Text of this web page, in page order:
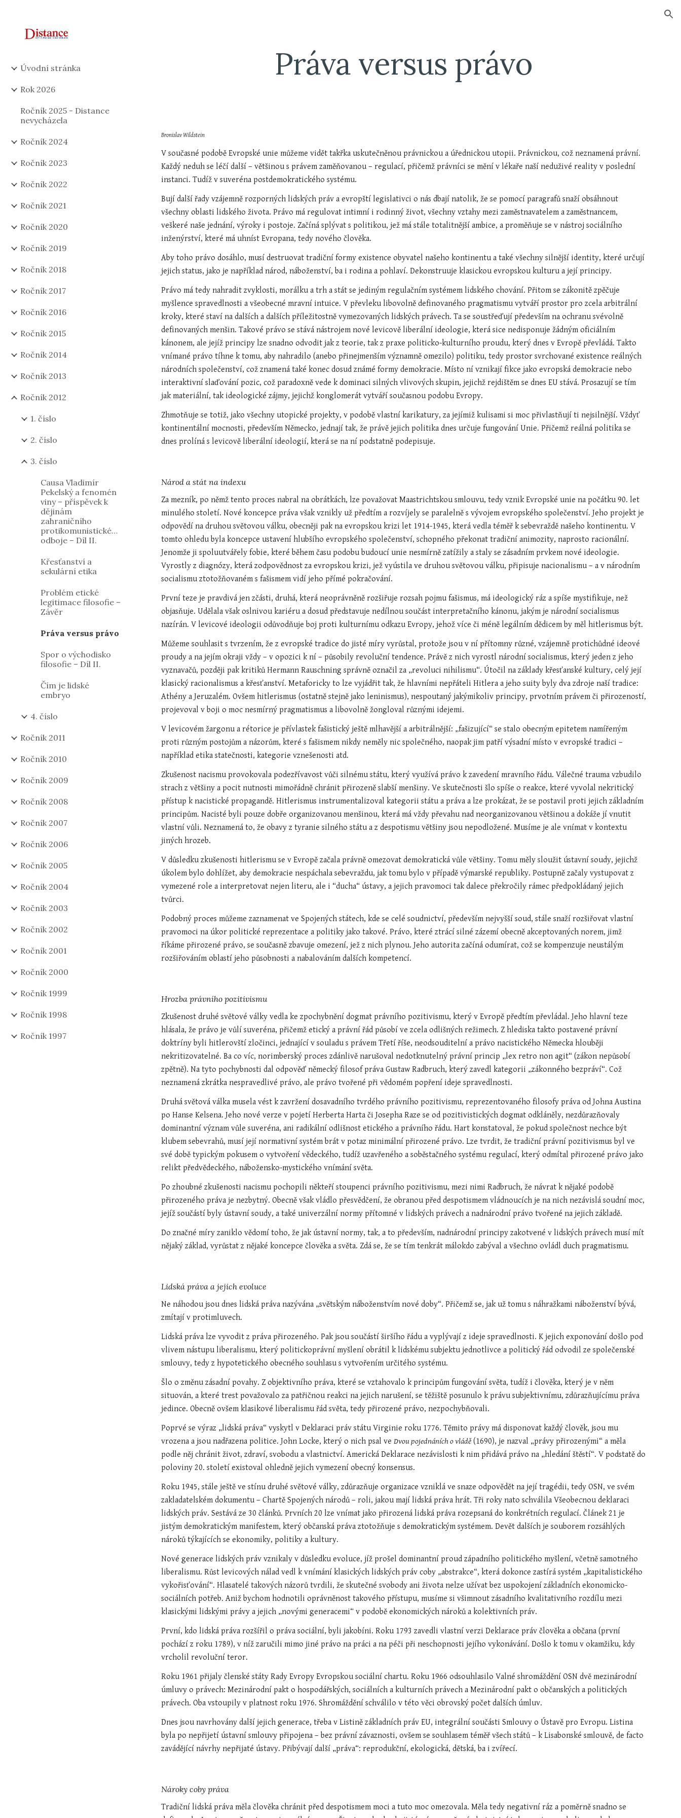
Úvodní stránka
Rok 2026
Ročník 2025 - Distance
nevycházela
Ročník 2024
Ročník 2023
Ročník 2022
Ročník 2021
Ročník 2020
Ročník 2019
Ročník 2018
Ročník 2017
Ročník 2016
Ročník 2015
Ročník 2014
Ročník 2013
Ročník 2012
1. číslo
2. číslo
3. číslo
Causa Vladimír
Pekelský a fenomén
viny – příspěvek k
dějinám
zahraničního
protikomunistického
odboje – Díl II.
Křesťanství a
sekulární etika
Problém etické
legitimace filosofie –
Závěr
Práva versus právo
Spor o východisko
filosofie – Díl II.
Čím je lidské
embryo
4. číslo
Ročník 2011
Ročník 2010
Ročník 2009
Ročník 2008
Ročník 2007
Ročník 2006
Ročník 2005
Ročník 2004
Ročník 2003
Ročník 2002
Ročník 2001
Ročník 2000
Ročník 1999
Ročník 1998
Ročník 1997
Práva versus právo
Bronislav Wildstein
V současné podobě Evropské unie můžeme vidět takřka uskutečněnou právnickou a úřednickou utopii. Právnickou, což neznamená právní.
Každý neduh se léčí další – většinou s právem zaměňovanou – regulací, přičemž právníci se mění v lékaře naší neduživé reality v poslední
instanci. Tudíž v suveréna postdemokratického systému.
Bují další řady vzájemně rozporných lidských práv a evropští legislativci o nás dbají natolik, že se pomocí paragrafů snaží obsáhnout
všechny oblasti lidského života. Právo má regulovat intimní i rodinný život, všechny vztahy mezi zaměstnavatelem a zaměstnancem,
veškeré naše jednání, výroky i postoje. Začíná splývat s politikou, jež má stále totalitnější ambice, a proměňuje se v nástroj sociálního
inženýrství, které má uhníst Evropana, tedy nového člověka.
Aby toho právo dosáhlo, musí destruovat tradiční formy existence obyvatel našeho kontinentu a také všechny silnější identity, které určují
jejich status, jako je například národ, náboženství, ba i rodina a pohlaví. Dekonstruuje klasickou evropskou kulturu a její principy.
Právo má tedy nahradit zvyklosti, morálku a trh a stát se jediným regulačním systémem lidského chování. Přitom se zákonitě zpěčuje
myšlence spravedlnosti a všeobecné mravní intuice. V převleku libovolně definovaného pragmatismu vytváří prostor pro zcela arbitrální
kroky, které staví na dalších a dalších příležitostně vymezovaných lidských právech. Ta se soustřeďují především na ochranu svévolně
definovaných menšin. Takové právo se stává nástrojem nové levicově liberální ideologie, která sice nedisponuje žádným oficiálním
kánonem, ale jejíž principy lze snadno odvodit jak z teorie, tak z praxe politicko-kulturního proudu, který dnes v Evropě převládá. Takto
vnímané právo tíhne k tomu, aby nahradilo (anebo přinejmenším významně omezilo) politiku, tedy prostor svrchované existence reálných
národních společenství, což znamená také konec dosud známé formy demokracie. Místo ní vznikají fikce jako evropská demokracie nebo
interaktivní slaďování pozic, což paradoxně vede k dominaci silných vlivových skupin, jejichž rejdištěm se dnes EU stává. Prosazují se tím
jak materiální, tak ideo­logické zájmy, jejichž konglomerát vytváří současnou podobu Evropy.
Zhmotňuje se totiž, jako všechny utopické projekty, v podobě vlastní karikatury, za jejímiž kulisami si moc přivlastňují ti nejsilnější. Vždyť
kontinentální mocnosti, především Německo, jednají tak, že právě jejich politika dnes určuje fungování Unie. Přičemž reál­ná politika se
dnes prolíná s levicově liberální ideo­logií, která se na ní podstatně podepisuje.
Národ a stát na indexu
Za mezník, po němž tento proces nabral na obrátkách, lze považovat Maastrichtskou smlouvu, tedy vznik Evropské unie na počátku 90. let
minulého století. Nové koncepce práva však vznikly už předtím a rozvíjely se paralelně s vývojem evropského společenství. Jeho projekt je
odpovědí na druhou světovou válku, obecněji pak na evropskou krizi let 1914-1945, která vedla téměř k sebevraždě našeho kontinentu. V
tomto ohledu byla koncepce ustavení hlubšího evropského společenství, schopného překonat tradiční animozity, naprosto racionální.
Jenomže ji spoluutvářely fobie, které během času podobu budoucí unie nesmírně zatížily a staly se zásadním prvkem nové ideologie.
Vyrostly z diagnózy, která zodpovědnost za evropskou krizi, jež vyústila ve druhou světovou válku, připisuje nacio­nalismu – a v národním
socialismu ztotožňovaném s fašismem vidí jeho přímé pokračování.
První teze je pravdivá jen zčásti, druhá, která neoprávněně rozšiřuje rozsah pojmu fašismus, má ideologický ráz a spíše mystifikuje, než
objasňuje. Udělala však oslnivou ka­riéru a dosud představuje nedílnou součást interpretačního kánonu, jakým je národní socialismus
nazírán. V levicové ideologii odůvodňuje boj proti kulturnímu odkazu Evropy, jehož více či méně legálním dědicem by měl hitlerismus být.
Můžeme souhlasit s tvrzením, že z evropské tradice do jisté míry vyrůstal, protože jsou v ní přítomny různé, vzájemně protichůdné ideové
proudy a na jejím okraji vždy – v opozici k ní – působily revoluční tendence. Právě z nich vyrostl národní socialismus, který jeden z jeho
vyznavačů, později pak kritiků Hermann Rauschning správně označil za „revoluci nihilismu“. Útočil na základy křesťanské kultury, celý její
klasický racionalismus a křesťanství. Metaforicky to lze vyjádřit tak, že hlavními nepřáteli Hitlera a jeho suity byly dva zdroje naší tradice:
Athény a Jeruzalém. Ovšem hitlerismus (ostatně stejně jako leninismus), nespoutaný jakýmikoliv principy, prvotním právem či přirozeností,
projevoval v boji o moc nesmírný pragmatismus a libovolně žongloval různými idejemi.
V levicovém žargonu a rétorice je přívlastek fašistický ještě mlhavější a arbitrálnější: „fašizující“ se stalo obecným epitetem namířeným
proti různým postojům a názorům, které s fašismem nikdy neměly nic společného, naopak jim patří výsadní místo v evropské tradici –
například etika statečnosti, kategorie vznešenosti atd.
Zkušenost nacismu provokovala podezřívavost vůči silnému státu, který využívá právo k zavedení mravního řádu. Válečné trauma vzbudilo
strach z většiny a pocit nutnosti mimořádně chránit přirozeně slabší menšiny. Ve skutečnosti šlo spíše o reakce, které vyvolal nekritický
přístup k nacistické propagandě. Hitlerismus instrumentalizoval kategorii státu a práva a lze prokázat, že se postavil proti jejich základním
principům. Nacisté byli pouze dobře organizovanou menšinou, která má vždy převahu nad neorganizovanou většinou a dokáže jí vnutit
vlastní vůli. Neznamená to, že obavy z tyranie silného státu a z despotismu většiny jsou nepodložené. Musíme je ale vnímat v kontextu
jiných hrozeb.
V důsledku zkušenosti hitlerismu se v Evropě začala právně omezovat demokratická vůle většiny. Tomu měly sloužit ústavní soudy, jejichž
úkolem bylo dohlížet, aby demokracie nespáchala sebevraždu, jak tomu bylo v případě výmarské republiky. Postupně začaly vystupovat z
vymezené role a interpretovat nejen literu, ale i “ducha“ ústavy, a jejich pravomoci tak dalece překročily rámec předpokládaný jejich
tvůrci.
Podobný proces můžeme zaznamenat ve Spojených státech, kde se celé soudnictví, především nejvyšší soud, stále snaží rozšiřovat vlastní
pravomoci na úkor politické reprezentace a politiky jako takové. Právo, které ztrácí silné zázemí obecně akceptovaných norem, jimž
říkáme přirozené právo, se současně zbavuje omezení, jež z nich plynou. Jeho autorita začíná odumírat, což se kompenzuje neustálým
rozšiřováním oblastí jeho působnosti a nabalováním dalších kompetencí.
Hrozba právního pozitivismu
Zkušenost druhé světové války vedla ke zpochybnění dogmat právního pozitivismu, který v Evropě předtím převládal. Jeho hlavní teze
hlásala, že právo je vůlí suveréna, přičemž etický a právní řád působí ve zcela odlišných režimech. Z hlediska takto postavené právní
doktríny byli hitlerovští zločinci, jednající v souladu s právem Třetí říše, neodsouditelní a právo nacistického Německa hlouběji
nekritizovatelné. Ba co víc, norimberský proces zdánlivě narušoval nedotknutelný právní princip „lex retro non agit“ (zákon nepůsobí
zpětně). Na tyto pochybnosti dal odpověď německý filosof práva Gustaw Radbruch, který zavedl kategorii „zákonného bezpráví“. Což
neznamená zkrátka nespravedlivé právo, ale právo tvořené při vědomém popření ideje spravedlnosti.
Druhá světová válka musela vést k zavržení dosavadního tvrdého právního pozitivismu, reprezentovaného filosofy práva od Johna Austina
po Hanse Kelsena. Jeho nové verze v pojetí Herberta Harta či Josepha Raze se od pozitivistických dogmat odkláněly, nezdůrazňovaly
dominantní význam vůle suveréna, ani radikální odlišnost etického a právního řádu. Hart konstatoval, že pokud společnost nechce být
klubem sebevrahů, musí její normativní systém brát v potaz minimální přirozené právo. Lze tvrdit, že tradiční právní pozitivismus byl ve
své době typickým pokusem o vytvoření vědeckého, tudíž uzavřeného a soběstačného systému regulací, který odmítal přirozené právo jako
relikt předvědeckého, nábožensko-mystického vnímání světa.
Po zhoubné zkušenosti nacismu pochopili někteří stoupenci právního pozitivismu, mezi nimi Radbruch, že návrat k nějaké podobě
přirozeného práva je nezbytný. Obecně však vládlo přesvědčení, že obranou před despotismem vládnoucích je na nich nezávislá soudní moc,
jejíž součástí byly ústavní soudy, a také univerzální normy přítomné v lidských právech a nadnárodní právo tvořené na jejich základě.
Do značné míry zaniklo vědomí toho, že jak ústavní normy, tak, a to především, nadnárodní principy zakotvené v lidských právech musí mít
nějaký základ, vyrůstat z nějaké koncepce člověka a světa. Zdá se, že se tím tenkrát málokdo zabýval a všechno ovládl duch pragmatismu.
Lidská práva a jejich evoluce
Ne náhodou jsou dnes lidská práva nazývána „světským náboženstvím nové doby“. Přičemž se, jak už tomu s náhražkami náboženství bývá,
zmítají v proti­mluvech.
Lidská práva lze vyvodit z práva přirozeného. Pak jsou součástí širšího řádu a vyplývají z ideje spravedlnosti. K jejich exponování došlo pod
vlivem nástupu liberalismu, který politickoprávní myšlení obrátil k lidskému subjektu jednotlivce a politický řád odvodil ze společenské
smlouvy, tedy z hypotetického obecného souhlasu s vytvořením určitého systému.
Šlo o změnu zásadní povahy. Z objektivního práva, které se vztahovalo k principům fungování světa, tudíž i člověka, který je v něm
situován, a které trest považovalo za patřičnou reakci na jejich narušení, se těžiště posunulo k právu subjektivnímu, zdůrazňujícímu práva
jedince. Obecně ovšem klasikové liberalismu řád světa, tedy přirozené právo, nezpochybňovali.
Poprvé se výraz „lidská práva“ vyskytl v Deklaraci práv státu Virginie roku 1776. Těmito právy má disponovat každý člověk, jsou mu
vrozena a jsou nadřazena politice. John Locke, který o nich psal ve Dvou pojednáních o vládě (1690), je nazval „právy přirozenými“ a měla
podle něj chránit život, zdraví, svobodu a vlastnictví. Americká Deklarace nezávislosti k nim přidává právo na „hledání štěstí“. V podstatě do
poloviny 20. století existoval ohledně jejich vymezení obecný konsensus.
Roku 1945, stále ještě ve stínu druhé světové války, zdůrazňuje organizace vzniklá ve snaze odpovědět na její tragédii, tedy OSN, ve svém
zakladatelském dokumentu – Chartě Spojených národů – roli, jakou mají lidská práva hrát. Tři roky nato schválila Vše­obecnou deklaraci
lidských práv. Sestává ze 30 článků. Prvních 20 lze vnímat jako přirozená lidská práva rozepsaná do konkrétních regulací. Článek 21 je
jistým demokratickým manifestem, který občanská práva ztotožňuje s demokratickým systémem. Devět dalších je souborem rozsáhlých
nároků týkajících se ekonomiky, politiky a kultury.
Nové generace lidských práv vznikaly v důsledku evoluce, jíž prošel dominantní proud západního politického myšlení, včetně samotného
liberalismu. Růst levicových nálad vedl k vnímání klasických lidských práv coby „abstrakce“, která dokonce zastírá systém „kapitalistického
vykořisťování“. Hlasatelé takových názorů tvrdili, že skutečné svobody ani života nelze užívat bez uspokojení základních ekonomicko-
sociál­ních potřeb. Aniž bychom hodnotili oprávněnost takového přístupu, musíme si všimnout zásadního kvalitativního rozdílu mezi
klasickými lidskými právy a jejich „novými generacemi“ v podobě ekonomických nároků a kolektivních práv.
První, kdo lidská práva rozšířil o práva sociální, byli jakobíni. Roku 1793 zavedli vlastní verzi Deklarace práv člověka a občana (první
pochází z roku 1789), v níž zaručili mimo jiné právo na práci a na péči při neschopnosti jejího vykonávání. Došlo k tomu v okamžiku, kdy
vrcholil revoluční teror.
Roku 1961 přijaly členské státy Rady Evropy Evropskou sociální chartu. Roku 1966 odsouhlasilo Valné shromáždění OSN dvě mezinárodní
úmluvy o právech: Mezinárodní pakt o hospodářských, sociálních a kulturních právech a Mezinárodní pakt o občanských a politických
právech. Oba vstoupily v platnost roku 1976. Shromáždění schválilo v této věci obrovský počet dalších úmluv.
Dnes jsou navrhovány další jejich generace, třeba v Listině základních práv EU, integrální součásti Smlouvy o Ústavě pro Evropu. Listina
byla po nepřijetí ústavní smlouvy připojena – bez právní závaznosti, ovšem se souhlasem téměř všech států – k Lisabonské smlouvě, de facto
zavádějící návrhy nepřijaté ústavy. Přibývají další „práva“: reprodukční, ekologická, dětská, ba i zvířecí.
Nároky coby práva
Tradiční lidská práva měla člověka chránit před despotismem moci a tuto moc omezovala. Měla tedy negativní ráz a poměrně snadno se